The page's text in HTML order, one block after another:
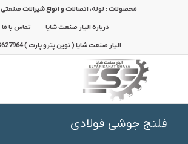
محصولات : لوله، اتصالات و انواع شیرالات صنعتی
درباره الیار صنعت شایا تماس با ما
الیار صنعت شایا ( نوین پترو پارت ) 09123627964
فلنج جوشی فولادی